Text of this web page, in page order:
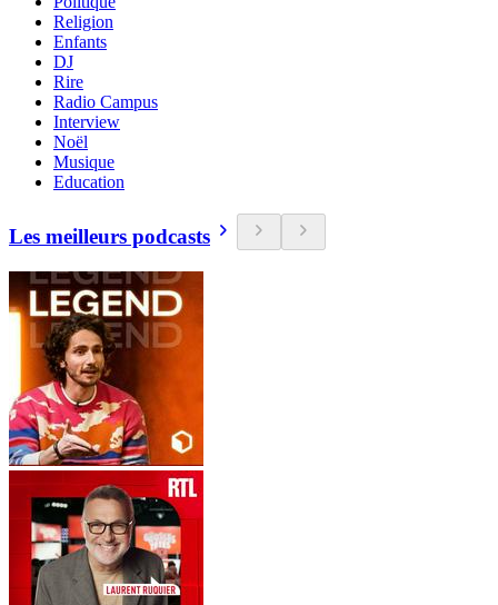
Religion
Enfants
DJ
Rire
Radio Campus
Interview
Noël
Musique
Education
Les meilleurs podcasts